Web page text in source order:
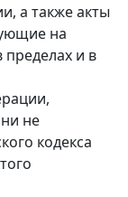
а также акты
на
и в
не
кодекса